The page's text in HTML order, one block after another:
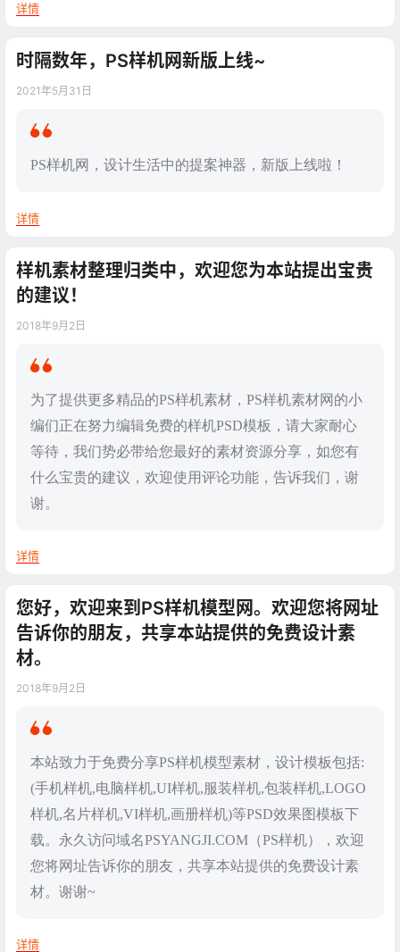
详情
时隔数年，PS样机网新版上线~
2021年5月31日
PS样机网，设计生活中的提案神器，新版上线啦！
详情
样机素材整理归类中，欢迎您为本站提出宝贵
的建议！
2018年9月2日
为了提供更多精品的PS样机素材，PS样机素材网的小
编们正在努力编辑免费的样机PSD模板，请大家耐心
等待，我们势必带给您最好的素材资源分享，如您有
什么宝贵的建议，欢迎使用评论功能，告诉我们，谢
谢。
详情
您好，欢迎来到PS样机模型网。欢迎您将网址
告诉你的朋友，共享本站提供的免费设计素
材。
2018年9月2日
本站致力于免费分享PS样机模型素材，设计模板包括:
(手机样机,电脑样机,UI样机,服装样机,包装样机,LOGO
样机,名片样机,VI样机,画册样机)等PSD效果图模板下
载。永久访问域名PSYANGJI.COM（PS样机），欢迎
您将网址告诉你的朋友，共享本站提供的免费设计素
材。谢谢~
详情